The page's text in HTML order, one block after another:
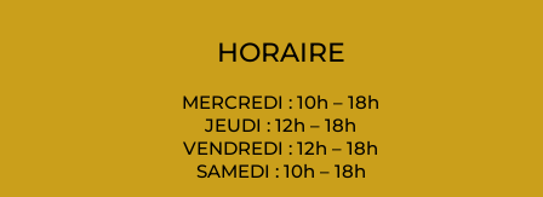
HORAIRE
MERCREDI : 10h – 18h
JEUDI : 12h – 18h
VENDREDI : 12h – 18h
SAMEDI : 10h – 18h